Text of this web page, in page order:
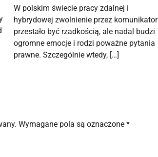
W polskim świecie pracy zdalnej i
hybrydowej zwolnienie przez komunikator
przestało być rzadkością, ale nadal budzi
ogromne emocje i rodzi poważne pytania
prawne. Szczególnie wtedy, […]
Wymagane pola są oznaczone *